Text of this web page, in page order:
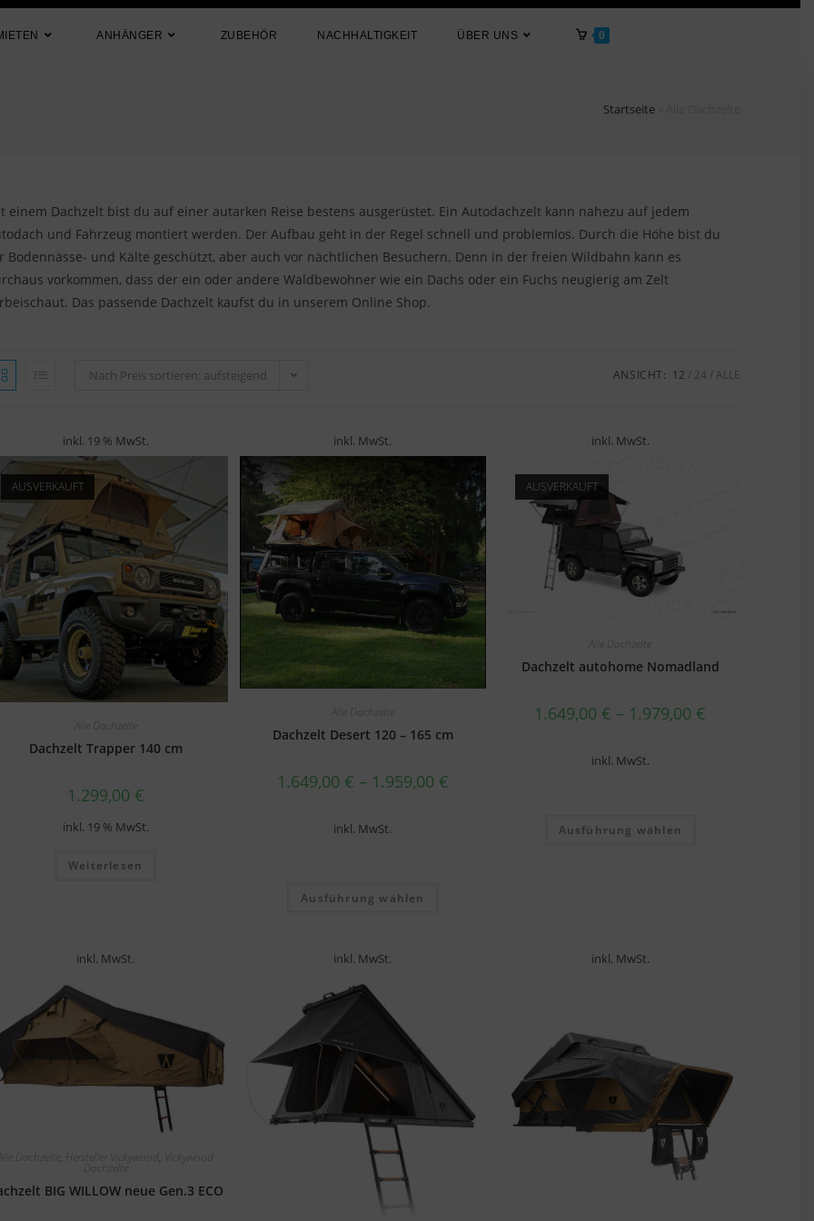
ANHÄNGER ZUBEHÖR NACHHALTIGKEIT ÜBER UNS 0
Startseite»
einem Dachzelt bist du auf einer autarken Reise bestens ausgerüstet. Ein Autodachzelt kann nahezu auf jedem
und Fahrzeug montiert werden. Der Aufbau geht in der Regel schnell und problemlos. Durch die Höhe bist du
Bodennässe- und Kälte geschützt, aber auch vor nächtlichen Besuchern. Denn in der freien Wildbahn kann es
vorkommen, dass der ein oder andere Waldbewohner wie ein Dachs oder ein Fuchs neugierig am Zelt
Das passende Dachzelt kaufst du in unserem Online Shop.
Nach Preis sortieren: aufsteigend ANSICHT: 12 24 ALLE
inkl. 19 % MwSt.
AUSVERKAUFT
Alle Dachzelte
Dachzelt Trapper 140 cm
1.299,00 €
inkl. 19 % MwSt.
Weiterlesen
inkl. MwSt.
Alle Dachzelte
Dachzelt Desert 120 – 165 cm
1.649,00 € – 1.959,00 €
inkl. MwSt.
Ausführung wählen
inkl. MwSt.
AUSVERKAUFT
Alle Dachzelte
Dachzelt autohome Nomadland
1.649,00 € – 1.979,00 €
inkl. MwSt.
Ausführung wählen
inkl. MwSt.
Dachzelte Hersteller Vickywood Vickywood
Dachzelte
BIG WILLOW neue Gen.3 ECO
inkl. MwSt. inkl. MwSt.